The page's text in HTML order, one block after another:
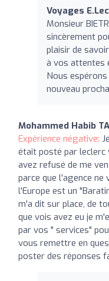
Voyages
Monsieur
sincèrement
plaisir de
à vos attentes
Nous
nouveau
Mohammed Habib
Expérience négative:
était posté par leclerc
avez refusé de me
parce que l'agence ne
l'Europe est un
m'a dit sur place, de
que vois avez eu je
par vos " services"
vous remettre en
poster des réponses